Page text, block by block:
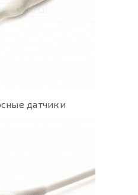
датчики